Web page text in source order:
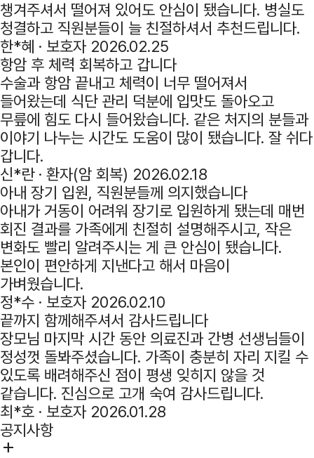
챙겨주셔서 떨어져 있어도 안심이 됐습니다. 병실도
청결하고 직원분들이 늘 친절하셔서 추천드립니다.
한*혜 · 보호자 2026.02.25
항암 후 체력 회복하고 갑니다
수술과 항암 끝내고 체력이 너무 떨어져서
들어왔는데 식단 관리 덕분에 입맛도 돌아오고
무릎에 힘도 다시 들어왔습니다. 같은 처지의 분들과
이야기 나누는 시간도 도움이 많이 됐습니다. 잘 쉬다
갑니다.
신*란 · 환자(암 회복) 2026.02.18
아내 장기 입원, 직원분들께 의지했습니다
아내가 거동이 어려워 장기로 입원하게 됐는데 매번
회진 결과를 가족에게 친절히 설명해주시고, 작은
변화도 빨리 알려주시는 게 큰 안심이 됐습니다.
본인이 편안하게 지낸다고 해서 마음이
가벼웠습니다.
정*수 · 보호자 2026.02.10
끝까지 함께해주셔서 감사드립니다
장모님 마지막 시간 동안 의료진과 간병 선생님들이
정성껏 돌봐주셨습니다. 가족이 충분히 자리 지킬 수
있도록 배려해주신 점이 평생 잊히지 않을 것
같습니다. 진심으로 고개 숙여 감사드립니다.
최*호 · 보호자 2026.01.28
공지사항
add